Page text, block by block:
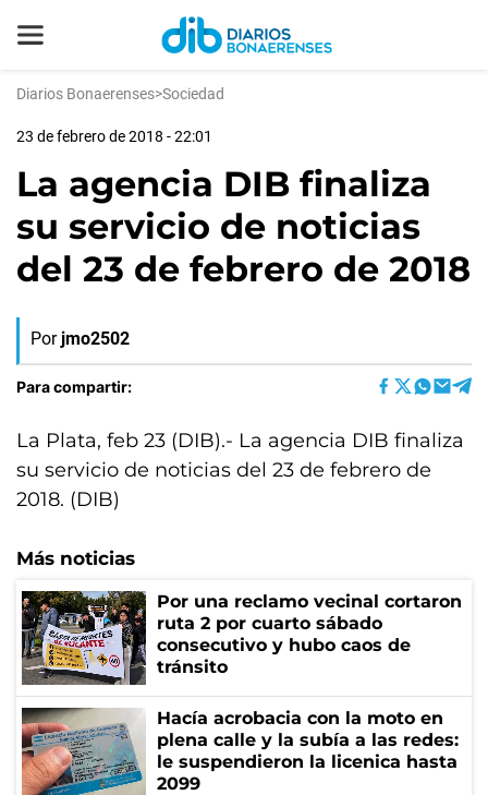
Diarios Bonaerenses>Sociedad
23 de febrero de 2018 - 22:01
La agencia DIB finaliza
su servicio de noticias
del 23 de febrero de 2018
Por jmo2502
Para compartir:
La Plata, feb 23 (DIB).- La agencia DIB finaliza
su servicio de noticias del 23 de febrero de
2018. (DIB)
Más noticias
Por una reclamo vecinal cortaron
ruta 2 por cuarto sábado
consecutivo y hubo caos de
tránsito
Hacía acrobacia con la moto en
plena calle y la subía a las redes:
le suspendieron la licenica hasta
2099